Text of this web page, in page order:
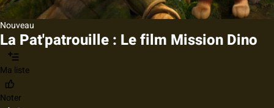
Nouveau
La Pat'patrouille : Le film Mission Dino
Ma liste
Noter